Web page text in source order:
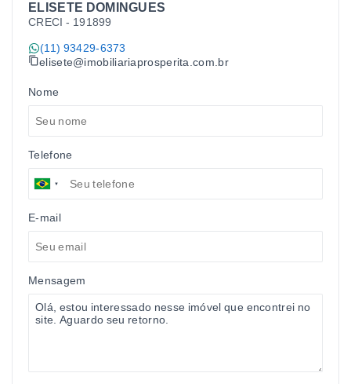
ELISETE DOMINGUES
CRECI - 191899
(11) 93429-6373
elisete@imobiliariaprosperita.com.br
Nome
Telefone
E-mail
Mensagem